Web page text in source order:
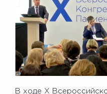
В ходе Х